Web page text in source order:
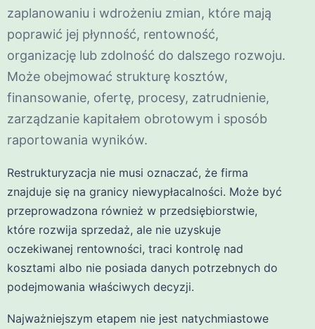
zaplanowaniu i wdrożeniu zmian, które mają
poprawić jej płynność, rentowność,
organizację lub zdolność do dalszego rozwoju.
Może obejmować strukturę kosztów,
finansowanie, ofertę, procesy, zatrudnienie,
zarządzanie kapitałem obrotowym i sposób
raportowania wyników.
Restrukturyzacja nie musi oznaczać, że firma
znajduje się na granicy niewypłacalności. Może być
przeprowadzona również w przedsiębiorstwie,
które rozwija sprzedaż, ale nie uzyskuje
oczekiwanej rentowności, traci kontrolę nad
kosztami albo nie posiada danych potrzebnych do
podejmowania właściwych decyzji.
Najważniejszym etapem nie jest natychmiastowe